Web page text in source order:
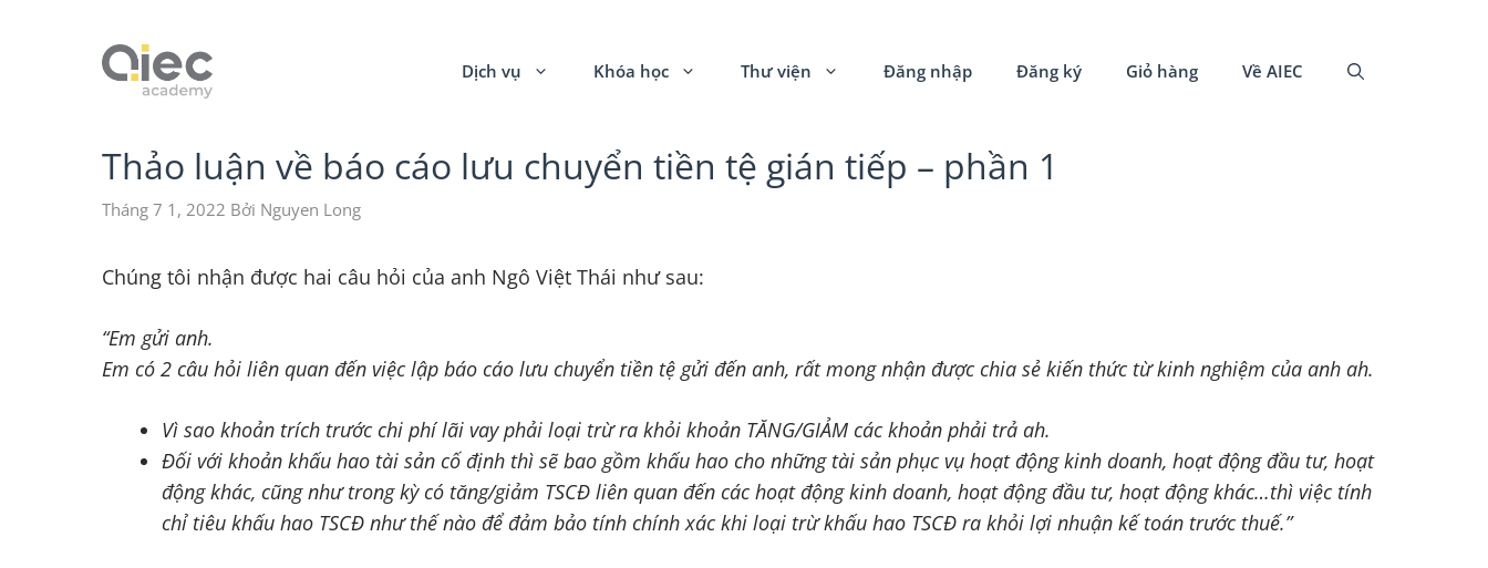
Dịch vụ Khóa học Thư viện Đăng nhập Đăng ký Giỏ hàng Về AIEC
Thảo luận về báo cáo lưu chuyển tiền tệ gián tiếp – phần 1
Tháng 7 1, 2022 Bởi Nguyen Long
Chúng tôi nhận được hai câu hỏi của anh Ngô Việt Thái như sau:
“Em gửi anh.
Em có 2 câu hỏi liên quan đến việc lập báo cáo lưu chuyển tiền tệ gửi đến anh, rất mong nhận được chia sẻ kiến thức từ kinh nghiệm của anh ah.
Vì sao khoản trích trước chi phí lãi vay phải loại trừ ra khỏi khoản TĂNG/GIẢM các khoản phải trả ah.
Đối với khoản khấu hao tài sản cố định thì sẽ bao gồm khấu hao cho những tài sản phục vụ hoạt động kinh doanh, hoạt động đầu tư, hoạt
động khác, cũng như trong kỳ có tăng/giảm TSCĐ liên quan đến các hoạt động kinh doanh, hoạt động đầu tư, hoạt động khác…thì việc tính
chỉ tiêu khấu hao TSCĐ như thế nào để đảm bảo tính chính xác khi loại trừ khấu hao TSCĐ ra khỏi lợi nhuận kế toán trước thuế.”